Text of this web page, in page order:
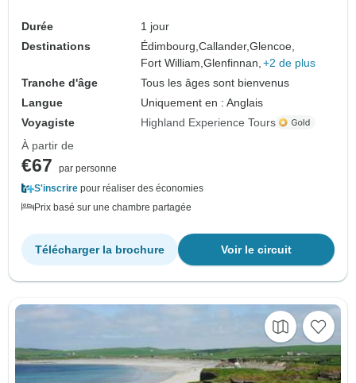
Durée
1 jour
Destinations
Édimbourg,Callander,Glencoe,
Fort William,Glenfinnan, +2 de plus
Tranche d'âge
Tous les âges sont bienvenus
Langue
Uniquement en : Anglais
Voyagiste
Highland Experience Tours
À partir de
€67
par personne
S'inscrire pour réaliser des économies
Prix basé sur une chambre partagée
Voir le circuit
Télécharger la brochure